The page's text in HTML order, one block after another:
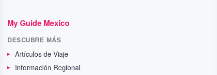
My Guide Mexico
DESCUBRE MÁS
Artículos de Viaje
Información Regional